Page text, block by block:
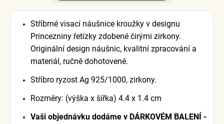
Stříbrné visací náušnice kroužky v designu
Princezniny řetízky zdobené čirými zirkony.
Originální design náušnic, kvalitní zpracování a
materiál, ručně dohotovené.
Stříbro ryzost Ag 925/1000, zirkony.
Rozměry: (výška x šířka) 4.4 x 1.4 cm
Vaši objednávku dodáme v DÁRKOVÉM BALENÍ -